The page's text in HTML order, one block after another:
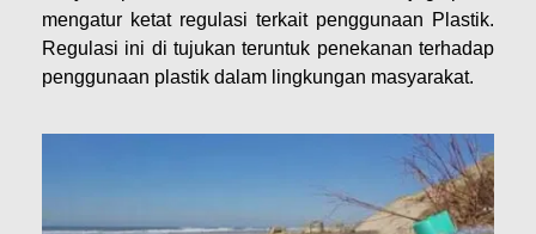
mengatur ketat regulasi terkait penggunaan Plastik.
Regulasi ini di tujukan teruntuk penekanan terhadap
penggunaan plastik dalam lingkungan masyarakat.